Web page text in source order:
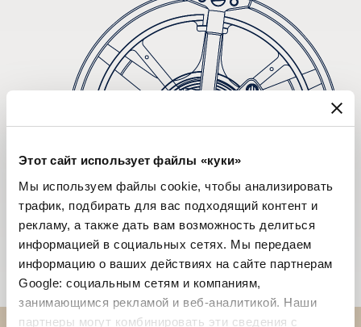
Этот сайт использует файлы «куки»
Мы используем файлы cookie, чтобы анализировать
трафик, подбирать для вас подходящий контент и
рекламу, а также дать вам возможность делиться
информацией в социальных сетях. Мы передаем
информацию о ваших действиях на сайте партнерам
Google: социальным сетям и компаниям,
занимающимся рекламой и веб-аналитикой. Наши
партнеры могут комбинировать эти сведения с